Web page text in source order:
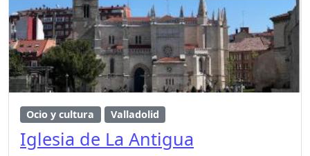
Ocio y cultura Valladolid
Iglesia de La Antigua